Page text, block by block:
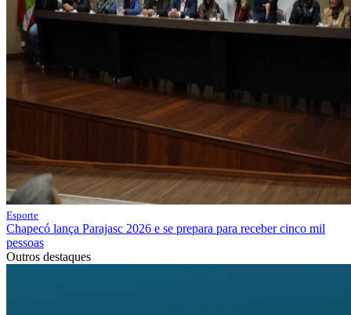
Esporte
Chapecó lança Parajasc 2026 e se prepara para receber cinco mil
pessoas
Outros destaques